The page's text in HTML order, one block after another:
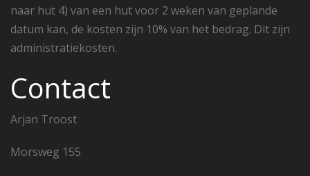
naar hut 4) van een hut voor 2 weken van geplande
datum kan, de kosten zijn 10% van het bedrag. Dit zijn
administratiekosten.
Contact
Arjan Troost
Morsweg 155